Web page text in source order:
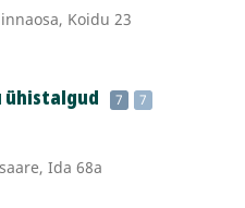
Koidu 23
ühistalgud 7 7
Ida 68a